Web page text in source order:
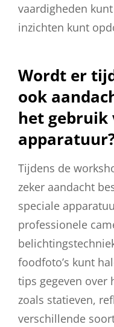
vaardigheden
inzichten kunt
Wordt er
ook
het gebruik
Tijdens de
zeker aandacht
speciale
professionele
foodfoto’s kunt
tips gegeven over
zoals statieven,
verschillende